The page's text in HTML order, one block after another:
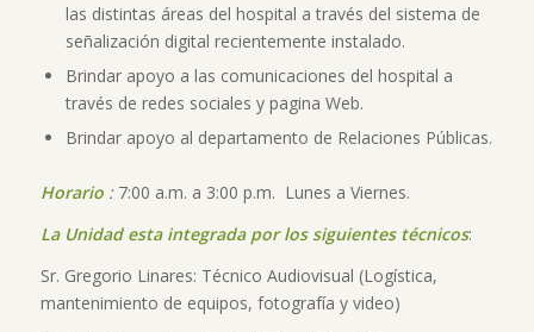
las distintas áreas del hospital a través del sistema de
señalización digital recientemente instalado.
Brindar apoyo a las comunicaciones del hospital a
través de redes sociales y pagina Web.
Brindar apoyo al departamento de Relaciones Públicas.
Horario:7:00 a.m. a 3:00 p.m. Lunes a Viernes.
La Unidad esta integrada por los siguientes técnicos:
Sr. Gregorio Linares: Técnico Audiovisual (Logística,
mantenimiento de equipos, fotografía y video)